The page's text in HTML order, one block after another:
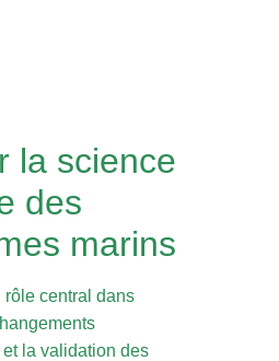
la science
des
marins
rôle central dans
la validation des